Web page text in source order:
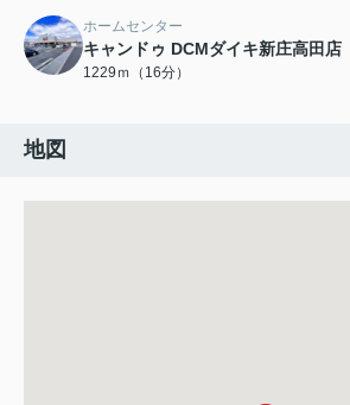
ホームセンター
キャンドゥ DCMダイキ新庄高田店
1229ｍ（16分）
地図